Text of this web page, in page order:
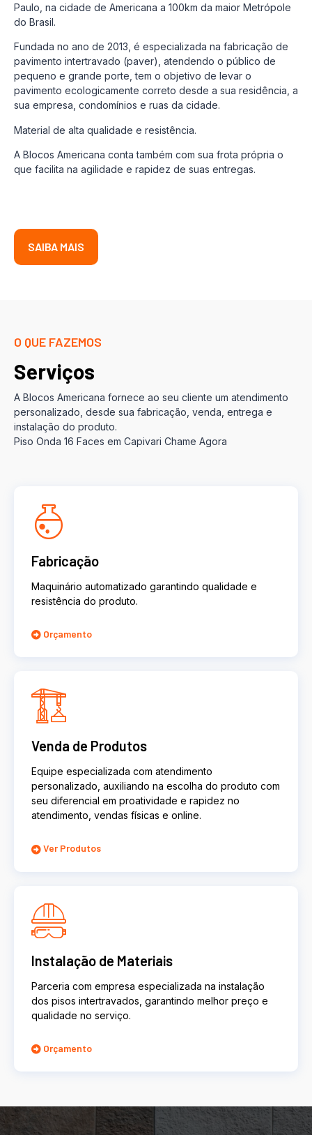
Paulo, na cidade de Americana a 100km da maior Metrópole
do Brasil.
Fundada no ano de 2013, é especializada na fabricação de
pavimento intertravado (paver), atendendo o público de
pequeno e grande porte, tem o objetivo de levar o
pavimento ecologicamente correto desde a sua residência, a
sua empresa, condomínios e ruas da cidade.
Material de alta qualidade e resistência.
A Blocos Americana conta também com sua frota própria o
que facilita na agilidade e rapidez de suas entregas.
SAIBA MAIS
O QUE FAZEMOS
Serviços
A Blocos Americana fornece ao seu cliente um atendimento
personalizado, desde sua fabricação, venda, entrega e
instalação do produto.
Piso Onda 16 Faces em Capivari Chame Agora
Fabricação
Maquinário automatizado garantindo qualidade e
resistência do produto.
Orçamento
Venda de Produtos
Equipe especializada com atendimento
personalizado, auxiliando na escolha do produto com
seu diferencial em proatividade e rapidez no
atendimento, vendas físicas e online.
Ver Produtos
Instalação de Materiais
Parceria com empresa especializada na instalação
dos pisos intertravados, garantindo melhor preço e
qualidade no serviço.
Orçamento